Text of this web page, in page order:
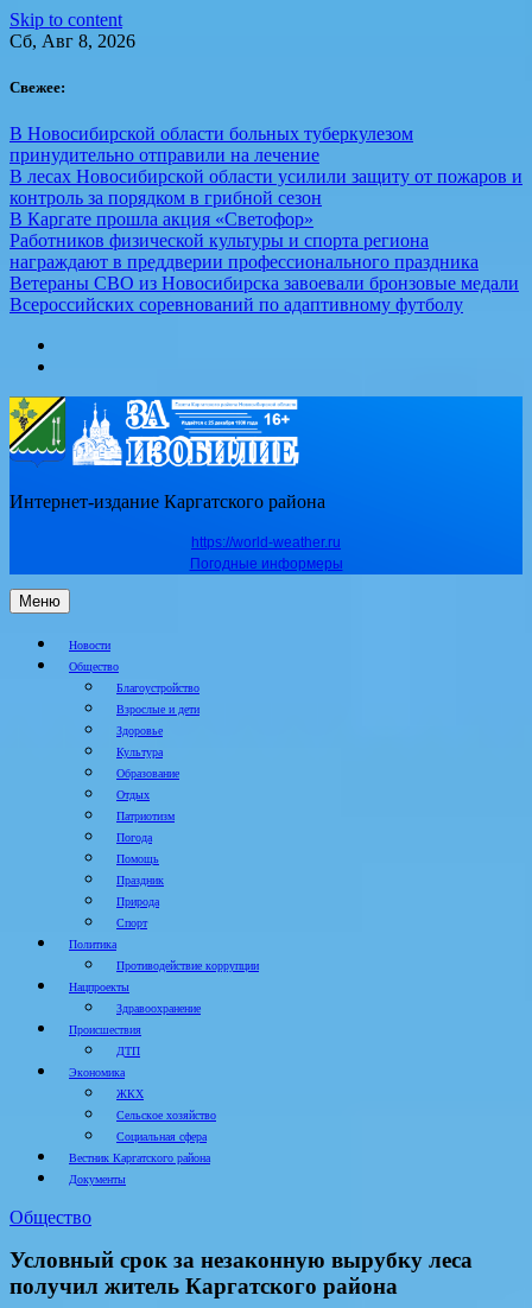
Skip to content
Сб, Авг 8, 2026
Свежее:
В Новосибирской области больных туберкулезом
принудительно отправили на лечение
В лесах Новосибирской области усилили защиту от пожаров и
контроль за порядком в грибной сезон
В Каргате прошла акция «Светофор»
Работников физической культуры и спорта региона
награждают в преддверии профессионального праздника
Ветераны СВО из Новосибирска завоевали бронзовые медали
Всероссийских соревнований по адаптивному футболу
Интернет-издание Каргатского района
https://world-weather.ru
Погодные информеры
Меню
Новости
Общество
Благоустройство
Взрослые и дети
Здоровье
Культура
Образование
Отдых
Патриотизм
Погода
Помощь
Праздник
Природа
Спорт
Политика
Противодействие коррупции
Нацпроекты
Здравоохранение
Происшествия
ДТП
Экономика
ЖКХ
Сельское хозяйство
Социальная сфера
Вестник Каргатского района
Документы
Общество
Условный срок за незаконную вырубку леса
получил житель Каргатского района